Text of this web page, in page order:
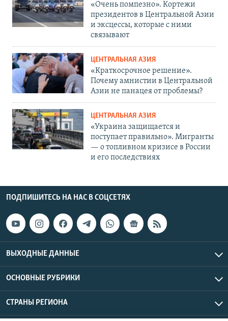
«Очень помпезно». Кортежи
президентов в Центральной Азии
и эксцессы, которые с ними
связывают
ЦЕНТРАЛЬНАЯ АЗИЯ
«Краткосрочное решение».
Почему амнистии в Центральной
Азии не панацея от проблемы?
ЦЕНТРАЛЬНАЯ АЗИЯ
«Украина защищается и
поступает правильно». Мигранты
— о топливном кризисе в России
и его последствиях
ПОДПИШИТЕСЬ НА НАС В СОЦСЕТЯХ
ВЫХОДНЫЕ ДАННЫЕ
ОСНОВНЫЕ РУБРИКИ
СТРАНЫ РЕГИОНА